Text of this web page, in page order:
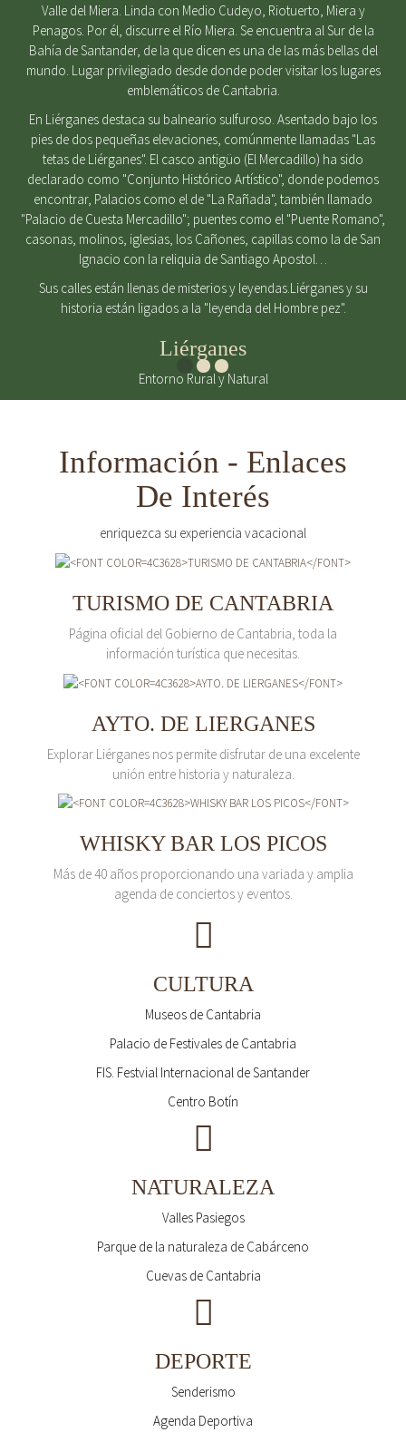
Valle del Miera. Linda con Medio Cudeyo, Riotuerto, Miera y
Penagos. Por él, discurre el Río Miera. Se encuentra al Sur de la
Bahía de Santander, de la que dicen es una de las más bellas del
mundo. Lugar privilegiado desde donde poder visitar los lugares
emblemáticos de Cantabria.
En Liérganes destaca su balneario sulfuroso. Asentado bajo los
pies de dos pequeñas elevaciones, comúnmente llamadas "Las
tetas de Liérganes". El casco antigüo (El Mercadillo) ha sido
declarado como "Conjunto Histórico Artístico", donde podemos
encontrar, Palacios como el de "La Rañada", también llamado
"Palacio de Cuesta Mercadillo"; puentes como el "Puente Romano",
casonas, molinos, iglesias, los Cañones, capillas como la de San
Ignacio con la reliquia de Santiago Apostol…
Sus calles están llenas de misterios y leyendas.Liérganes y su
historia están ligados a la "leyenda del Hombre pez".
Liérganes
Entorno Rural y Natural
Información - Enlaces
De Interés
enriquezca su experiencia vacacional
TURISMO DE CANTABRIA
Página oficial del Gobierno de Cantabria, toda la
información turística que necesitas.
AYTO. DE LIERGANES
Explorar Liérganes nos permite disfrutar de una excelente
unión entre historia y naturaleza.
WHISKY BAR LOS PICOS
Más de 40 años proporcionando una variada y amplia
agenda de conciertos y eventos.
CULTURA
Museos de Cantabria
Palacio de Festivales de Cantabria
FIS. Festvial Internacional de Santander
Centro Botín
NATURALEZA
Valles Pasiegos
Parque de la naturaleza de Cabárceno
Cuevas de Cantabria
DEPORTE
Senderismo
Agenda Deportiva